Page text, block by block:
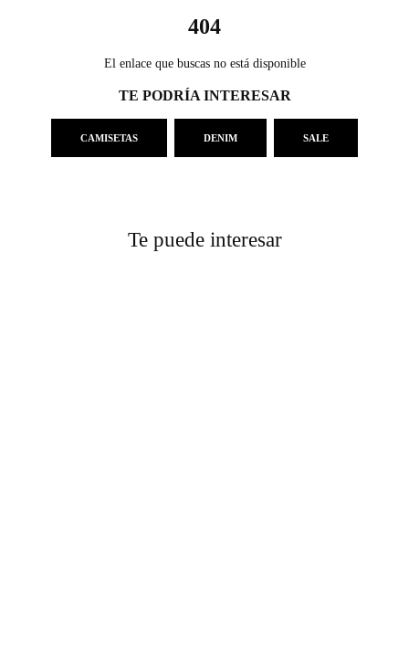
404
El enlace que buscas no está disponible
TE PODRÍA INTERESAR
CAMISETAS DENIM SALE
Te puede interesar